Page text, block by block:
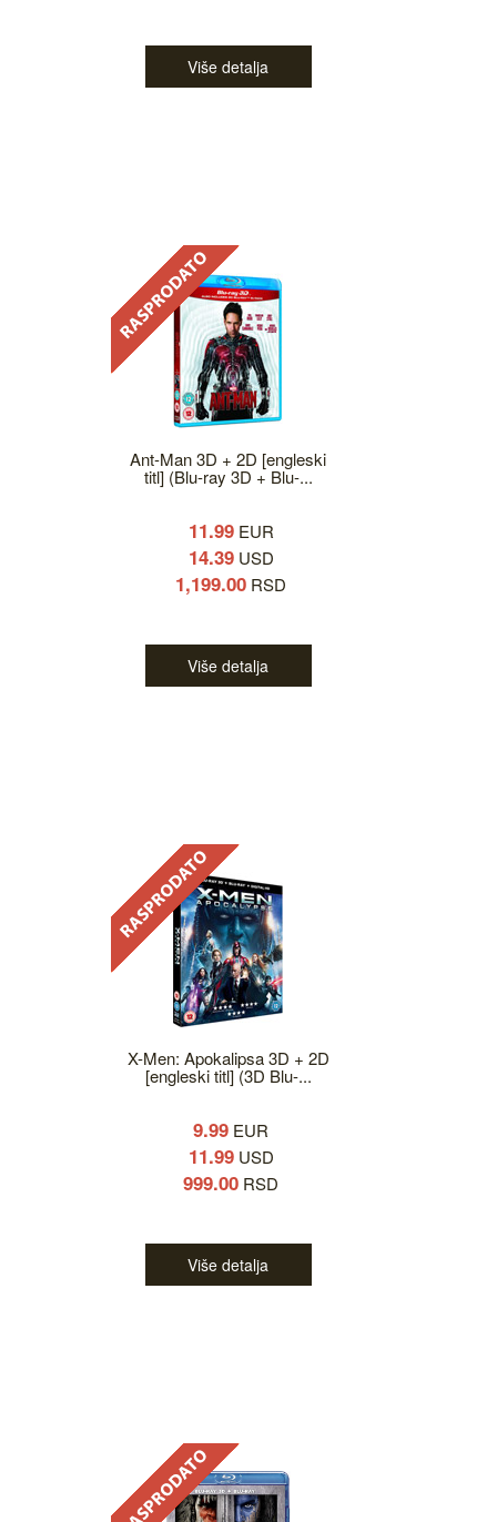
Više detalja
Ant-Man 3D + 2D [engleski
titl] (Blu-ray 3D + Blu-...
11.99EUR
14.39USD
1,199.00 RSD
Više detalja
X-Men: Apokalipsa 3D + 2D
[engleski titl] (3D Blu-...
9.99 EUR
11.99USD
999.00 RSD
Više detalja